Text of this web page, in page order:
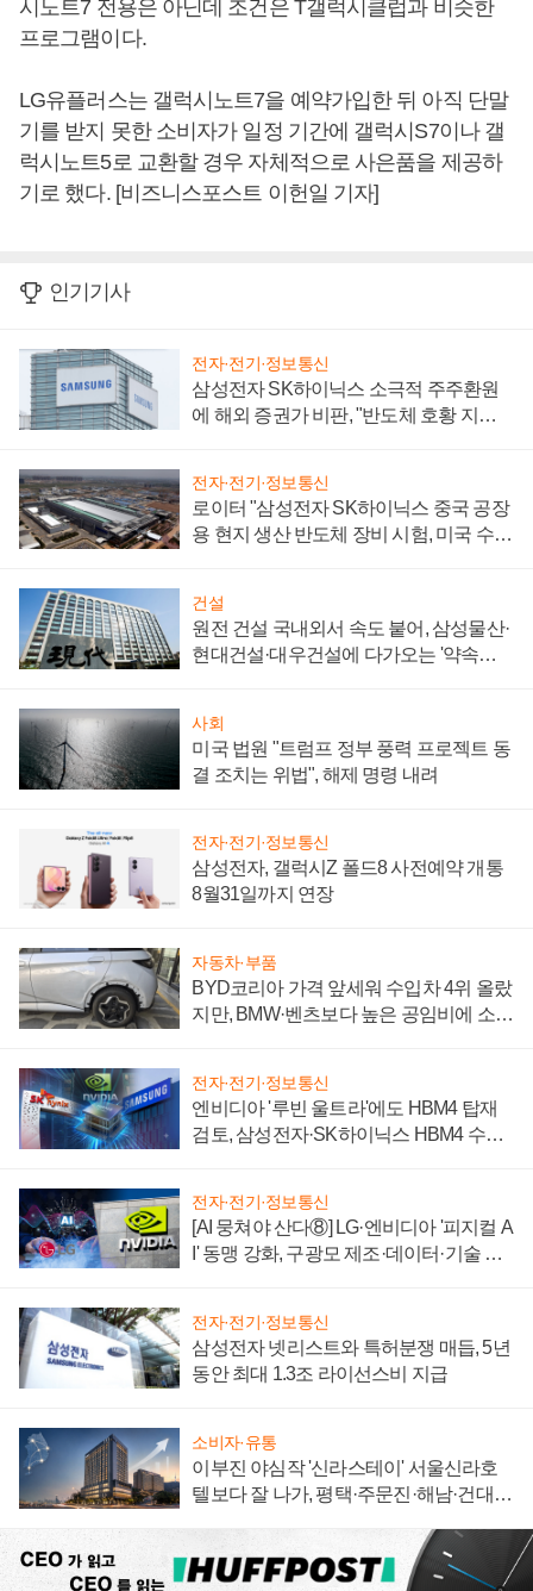
시노트7 전용은 아닌데 조건은 T갤럭시클럽과 비슷한
프로그램이다.
LG유플러스는 갤럭시노트7을 예약가입한 뒤 아직 단말
기를 받지 못한 소비자가 일정 기간에 갤럭시S7이나 갤
럭시노트5로 교환할 경우 자체적으로 사은품을 제공하
기로 했다. [비즈니스포스트 이헌일 기자]
인기기사
전자·전기·정보통신
삼성전자 SK하이닉스 소극적 주주환원
에 해외 증권가 비판, "반도체 호황 지속
전자·전기·정보통신
로이터 "삼성전자 SK하이닉스 중국 공장
용 현지 생산 반도체 장비 시험, 미국 수출
건설
원전 건설 국내외서 속도 붙어, 삼성물산·
현대건설·대우건설에 다가오는 '약속의
사회
미국 법원 "트럼프 정부 풍력 프로젝트 동
결 조치는 위법", 해제 명령 내려
전자·전기·정보통신
삼성전자, 갤럭시Z 폴드8 사전예약 개통
8월31일까지 연장
자동차·부품
BYD코리아 가격 앞세워 수입차 4위 올랐
지만, BMW·벤츠보다 높은 공임비에 소비
전자·전기·정보통신
엔비디아 '루빈 울트라'에도 HBM4 탑재
검토, 삼성전자·SK하이닉스 HBM4 수율
전자·전기·정보통신
[AI 뭉쳐야 산다⑧] LG·엔비디아 '피지컬 A
I' 동맹 강화, 구광모 제조·데이터·기술 결
전자·전기·정보통신
삼성전자 넷리스트와 특허분쟁 매듭, 5년
동안 최대 1.3조 라이선스비 지급
소비자·유통
이부진 야심작 '신라스테이' 서울신라호
텔보다 잘 나가, 평택·주문진·해남·건대로